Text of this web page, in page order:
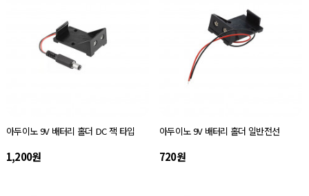
아두이노 9V 배터리 홀더 DC 잭 타입
1,200원
아두이노 9V 배터리 홀더 일반전선
720원